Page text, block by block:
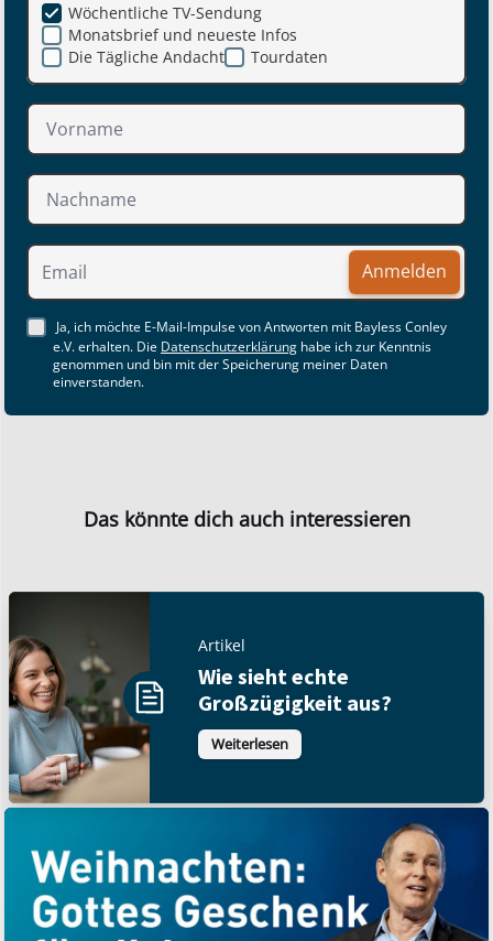
Monatsbrief und neueste Infos
Die Tägliche Andacht
Wöchentliche TV-Sendung
Tourdaten
Anmelden
Ja, ich möchte E-Mail-Impulse von Antworten mit Bayless Conley
e.V. erhalten. Die Datenschutzerklärung habe ich zur Kenntnis
genommen und bin mit der Speicherung meiner Daten
einverstanden.
Das könnte dich auch interessieren
Artikel
Wie sieht echte
Großzügigkeit aus?
Weiterlesen